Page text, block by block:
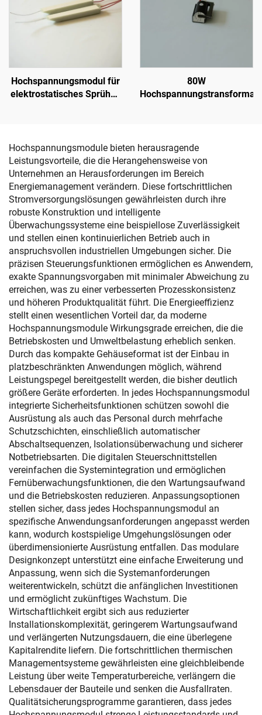
Hochspannungsmodul für
elektrostatisches Sprühen
80W
Hochspannungsmodule bieten herausragende
Leistungsvorteile, die die Herangehensweise von
Unternehmen an Herausforderungen im Bereich
Energiemanagement verändern. Diese fortschrittlichen
Stromversorgungslösungen gewährleisten durch ihre
robuste Konstruktion und intelligente
Überwachungssysteme eine beispiellose Zuverlässigkeit
und stellen einen kontinuierlichen Betrieb auch in
anspruchsvollen industriellen Umgebungen sicher. Die
präzisen Steuerungsfunktionen ermöglichen es Anwendern,
exakte Spannungsvorgaben mit minimaler Abweichung zu
erreichen, was zu einer verbesserten Prozesskonsistenz
und höheren Produktqualität führt. Die Energieeffizienz
stellt einen wesentlichen Vorteil dar, da moderne
Hochspannungsmodule Wirkungsgrade erreichen, die die
Betriebskosten und Umweltbelastung erheblich senken.
Durch das kompakte Gehäuseformat ist der Einbau in
platzbeschränkten Anwendungen möglich, während
Leistungspegel bereitgestellt werden, die bisher deutlich
größere Geräte erforderten. In jedes Hochspannungsmodul
integrierte Sicherheitsfunktionen schützen sowohl die
Ausrüstung als auch das Personal durch mehrfache
Schutzschichten, einschließlich automatischer
Abschaltsequenzen, Isolationsüberwachung und sicherer
Notbetriebsarten. Die digitalen Steuerschnittstellen
vereinfachen die Systemintegration und ermöglichen
Fernüberwachungsfunktionen, die den Wartungsaufwand
und die Betriebskosten reduzieren. Anpassungsoptionen
stellen sicher, dass jedes Hochspannungsmodul an
spezifische Anwendungsanforderungen angepasst werden
kann, wodurch kostspielige Umgehungslösungen oder
überdimensionierte Ausrüstung entfallen. Das modulare
Designkonzept unterstützt eine einfache Erweiterung und
Anpassung, wenn sich die Systemanforderungen
weiterentwickeln, schützt die anfänglichen Investitionen
und ermöglicht zukünftiges Wachstum. Die
Wirtschaftlichkeit ergibt sich aus reduzierter
Installationskomplexität, geringerem Wartungsaufwand
und verlängerten Nutzungsdauern, die eine überlegene
Kapitalrendite liefern. Die fortschrittlichen thermischen
Managementsysteme gewährleisten eine gleichbleibende
Leistung über weite Temperaturbereiche, verlängern die
Lebensdauer der Bauteile und senken die Ausfallraten.
Qualitätsicherungsprogramme garantieren, dass jedes